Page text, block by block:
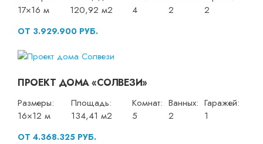
17×16 м
120,92 м2
4
2
2
ОТ 3.929.900 РУБ.
ПРОЕКТ ДОМА «СОЛВЕЗИ»
Размеры:
16×12 м
Площадь:
134,41 м2
Комнат:
5
Ванных:
2
Гаражей:
1
ОТ 4.368.325 РУБ.